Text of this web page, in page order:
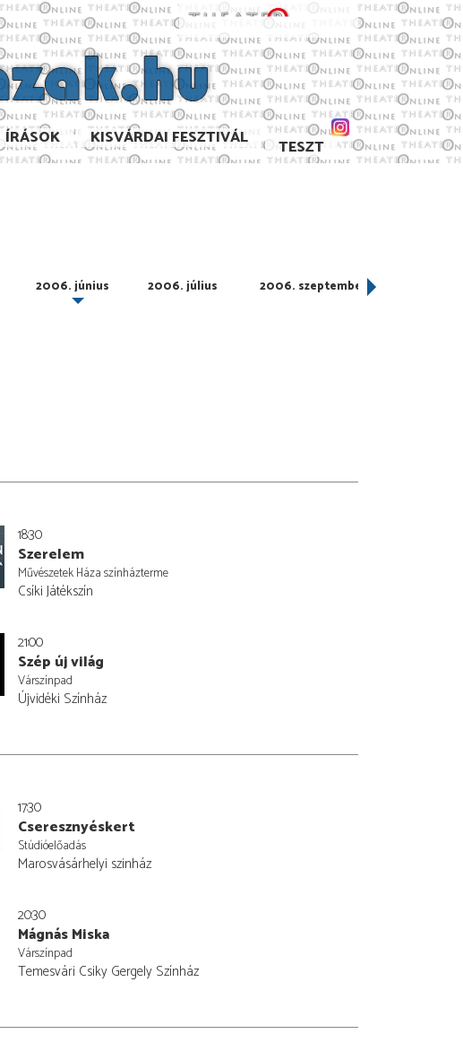
ÍRÁSOK KISVÁRDAI FESZTIVÁL TESZT
2006. június 2006. július 2006. szeptember 2006. október
18:30
Szerelem
Művészetek Háza színházterme
Csíki Játékszín
21:00
Szép új világ
Várszínpad
Újvidéki Színház
17:30
Cseresznyéskert
Stúdióelőadás
Marosvásárhelyi szinház
20:30
Mágnás Miska
Várszínpad
Temesvári Csiky Gergely Színház